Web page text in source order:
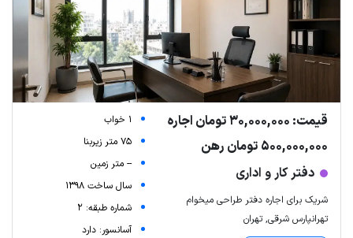
قیمت: 30,000,000 تومان اجاره
500,000,000 تومان رهن
دفتر کار و اداری
شریک برای اجاره دفتر طراحی میخوام
تهرانپارس شرقی, تهران
1 خواب
75 متر زیربنا
-- متر زمین
سال ساخت 1398
شماره طبقه: 2
آسانسور: دارد